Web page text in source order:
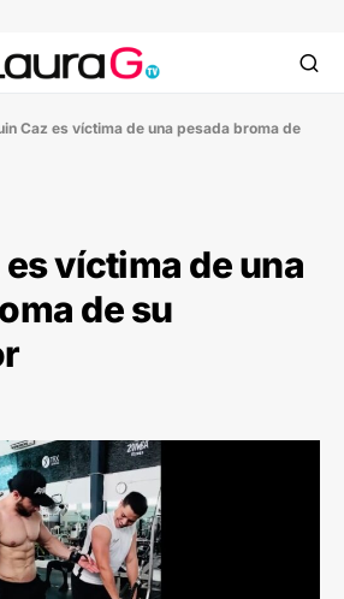
Caz es víctima de una pesada broma de
es víctima de una
de su